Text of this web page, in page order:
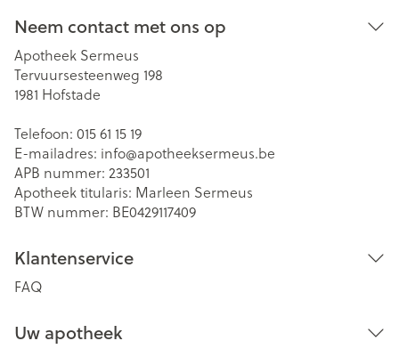
Neem contact met ons op
Apotheek Sermeus
Tervuursesteenweg 198
1981 Hofstade
Telefoon: 015 61 15 19
E-mailadres: info@apotheeksermeus.be
APB nummer: 233501
Apotheek titularis: Marleen Sermeus
BTW nummer: BE0429117409
Klantenservice
FAQ
Uw apotheek